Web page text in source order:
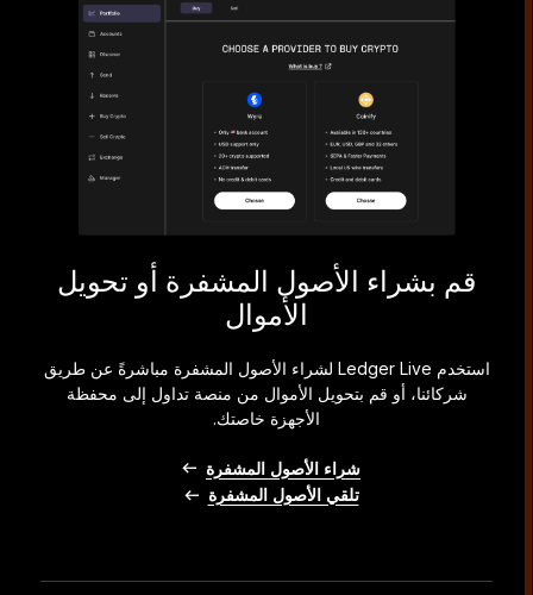
قم بشراء الأصول المشفرة أو تحويل
الأموال
استخدم Ledger Live لشراء الأصول المشفرة مباشرةً عن طريق
شركائنا، أو قم بتحويل الأموال من منصة تداول إلى محفظة
الأجهزة خاصتك.
شراء الأصول المشفرة
تلقي الأصول المشفرة